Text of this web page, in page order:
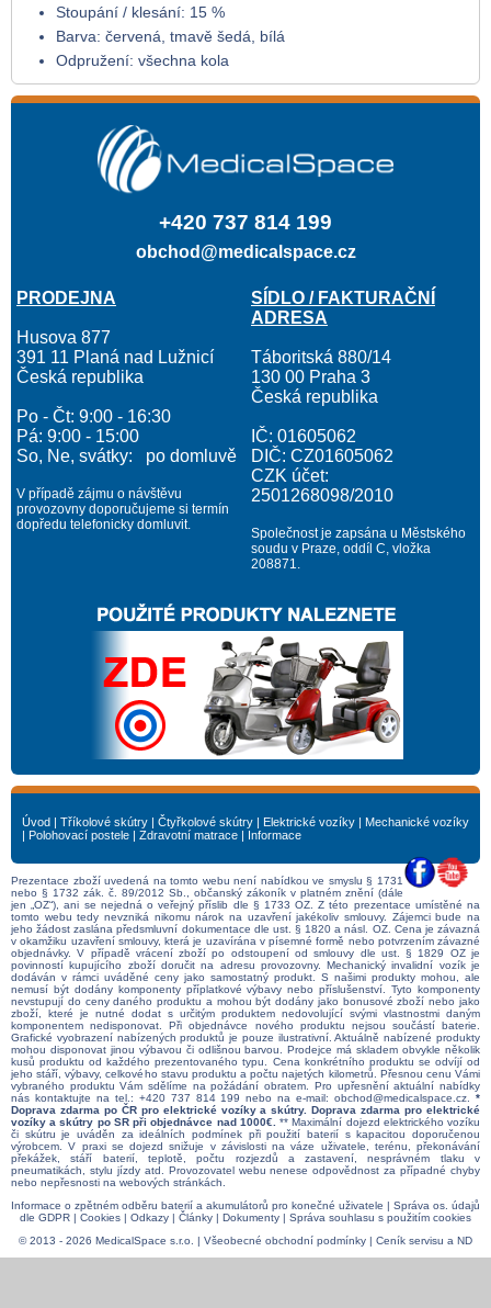
Stoupání / klesání: 15 %
Barva: červená, tmavě šedá, bílá
Odpružení: všechna kola
+420 737 814 199
obchod@medicalspace.cz
PRODEJNA
Husova 877
391 11 Planá nad Lužnicí
Česká republika
Po - Čt: 9:00 - 16:30
Pá: 9:00 - 15:00
So, Ne, svátky: po domluvě
V případě zájmu o návštěvu
provozovny doporučujeme si termín
dopředu telefonicky domluvit.
SÍDLO / FAKTURAČNÍ
ADRESA
Táboritská 880/14
130 00 Praha 3
Česká republika
IČ: 01605062
DIČ: CZ01605062
CZK účet:
2501268098/2010
Společnost je zapsána u Městského
soudu v Praze, oddíl C, vložka
208871.
Úvod | Tříkolové skútry | Čtyřkolové skútry | Elektrické vozíky | Mechanické vozíky
| Polohovací postele | Zdravotní matrace | Informace
Prezentace zboží uvedená na tomto webu není nabídkou ve smyslu § 1731
nebo § 1732 zák. č. 89/2012 Sb., občanský zákoník v platném znění (dále
jen „OZ“), ani se nejedná o veřejný příslib dle § 1733 OZ. Z této prezentace umístěné na
tomto webu tedy nevzniká nikomu nárok na uzavření jakékoliv smlouvy. Zájemci bude na
jeho žádost zaslána předsmluvní dokumentace dle ust. § 1820 a násl. OZ. Cena je závazná
v okamžiku uzavření smlouvy, která je uzavírána v písemné formě nebo potvrzením závazné
objednávky. V případě vrácení zboží po odstoupení od smlouvy dle ust. § 1829 OZ je
povinností kupujícího zboží doručit na adresu provozovny. Mechanický invalidní vozík je
dodáván v rámci uváděné ceny jako samostatný produkt. S našimi produkty mohou, ale
nemusí být dodány komponenty příplatkové výbavy nebo příslušenství. Tyto komponenty
nevstupují do ceny daného produktu a mohou být dodány jako bonusové zboží nebo jako
zboží, které je nutné dodat s určitým produktem nedovolující svými vlastnostmi daným
komponentem nedisponovat. Při objednávce nového produktu nejsou součástí baterie.
Grafické vyobrazení nabízených produktů je pouze ilustrativní. Aktuálně nabízené produkty
mohou disponovat jinou výbavou či odlišnou barvou. Prodejce má skladem obvykle několik
kusů produktu od každého prezentovaného typu. Cena konkrétního produktu se odvíjí od
jeho stáří, výbavy, celkového stavu produktu a počtu najetých kilometrů. Přesnou cenu Vámi
vybraného produktu Vám sdělíme na požádání obratem. Pro upřesnění aktuální nabídky
nás kontaktujte na tel.: +420 737 814 199 nebo na e-mail:obchod@medicalspace.cz .*
Doprava zdarma po ČR pro elektrické vozíky a skútry. Doprava zdarma pro elektrické
vozíky a skútry po SR při objednávce nad 1000€.
** Maximální dojezd elektrického vozíku
či skútru je uváděn za ideálních podmínek při použití baterií s kapacitou doporučenou
výrobcem. V praxi se dojezd snižuje v závislosti na váze uživatele, terénu, překonávání
překážek, stáří baterií, teplotě, počtu rozjezdů a zastavení, nesprávném tlaku v
pneumatikách, stylu jízdy atd. Provozovatel webu nenese odpovědnost za případné chyby
nebo nepřesnosti na webových stránkách.
Informace o zpětném odběru baterií a akumulátorů pro konečné uživatele | Správa os. údajů
dle GDPR | Cookies | Odkazy | Články | Dokumenty | Správa souhlasu s použitím cookies
© 2013 - 2026 MedicalSpace s.r.o. | Všeobecné obchodní podmínky | Ceník servisu a ND